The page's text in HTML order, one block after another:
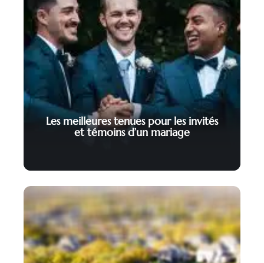
Les meilleures tenues pour les invités
et témoins d’un mariage